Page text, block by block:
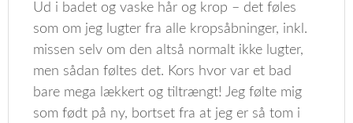
Ud i badet og vaske hår og krop – det føles
som om jeg lugter fra alle kropsåbninger, inkl.
missen selv om den altså normalt ikke lugter,
men sådan føltes det. Kors hvor var et bad
bare mega lækkert og tiltrængt! Jeg følte mig
som født på ny, bortset fra at jeg er så tom i